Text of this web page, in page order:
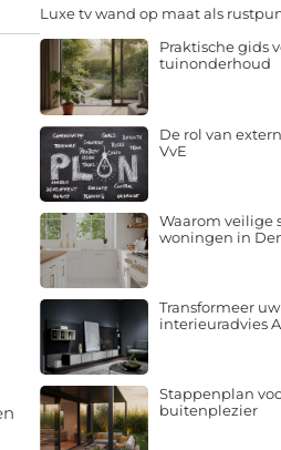
Luxe tv wand op maat als
Praktische gids
tuinonderhoud
De rol van
VvE
Waarom veilige
woningen in
Transformeer
interieuradvies
Stappenplan
buitenplezier